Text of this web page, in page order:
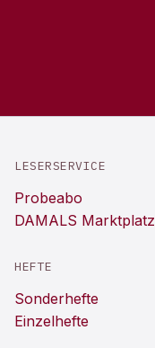
LESERSERVICE
Probeabo
DAMALS Marktplatz
HEFTE
Sonderhefte
Einzelhefte